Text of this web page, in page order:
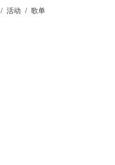
/ 活动 / 歌单